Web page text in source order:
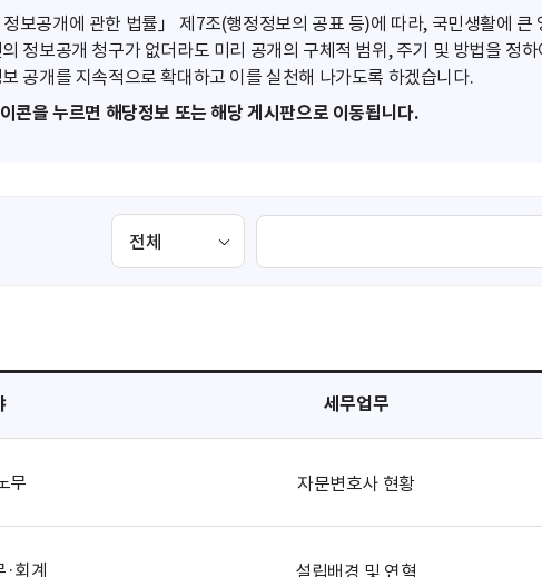
정보공개에 관한 법률」 제7조(행정정보의 공표 등)에 따라, 국민생활에
정보공개 청구가 없더라도 미리 공개의 구체적 범위, 주기 및 방법을 정
공개를 지속적으로 확대하고 이를 실천해 나가도록 하겠습니다.
콘을 누르면 해당정보 또는 해당 게시판으로 이동됩니다.
검
세무업무
무 자문변호사 현황
회계 설립배경 및 연혁